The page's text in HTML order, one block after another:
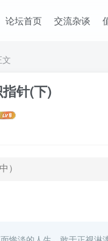
论坛首页 交流杂谈
文
针(下)
）